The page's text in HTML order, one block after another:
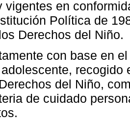
vigentes en
Política de
Derechos del Niño.
con base en
recogido
del Niño,
de cuidado